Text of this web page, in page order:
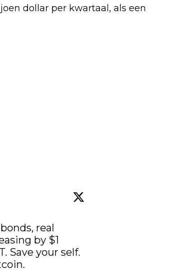
dollar per kwartaal, als een
real
by $1
Save your self.